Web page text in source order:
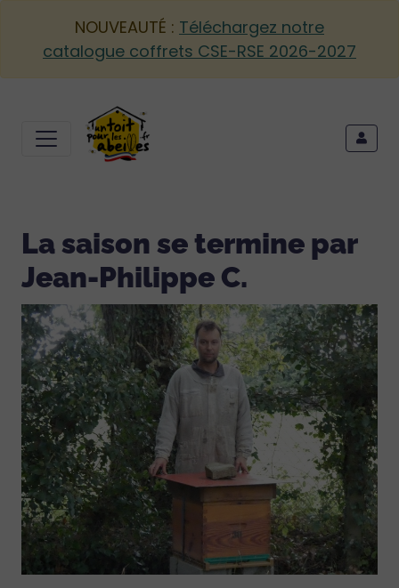
NOUVEAUTÉ : Téléchargez notre
catalogue coffrets CSE-RSE 2026-2027
La saison se termine par
Jean-Philippe C.